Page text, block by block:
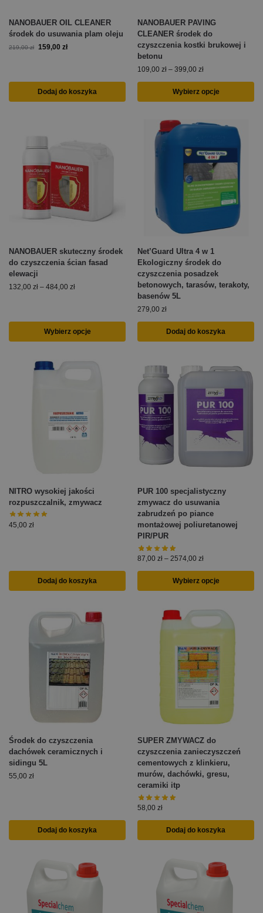
NANOBAUER OIL CLEANER
środek do usuwania plam oleju
219,00zł 159,00 zł
Dodaj do koszyka
NANOBAUER PAVING
CLEANER środek do
czyszczenia kostki brukowej i
betonu
109,00 zł – 399,00 zł
Wybierz opcje
NANOBAUER skuteczny środek
do czyszczenia ścian fasad
elewacji
132,00 zł – 484,00 zł
Wybierz opcje
Net’Guard Ultra 4 w 1
Ekologiczny środek do
czyszczenia posadzek
betonowych, tarasów, terakoty,
basenów 5L
279,00 zł
Dodaj do koszyka
NITRO wysokiej jakości
rozpuszczalnik, zmywacz
45,00 zł
Dodaj do koszyka
PUR 100 specjalistyczny
zmywacz do usuwania
zabrudzeń po piance
montażowej poliuretanowej
PIR/PUR
87,00 zł – 2574,00 zł
Wybierz opcje
Środek do czyszczenia
dachówek ceramicznych i
sidingu 5L
55,00 zł
Dodaj do koszyka
SUPER ZMYWACZ do
czyszczenia zanieczyszczeń
cementowych z klinkieru,
murów, dachówki, gresu,
ceramiki itp
58,00 zł
Dodaj do koszyka